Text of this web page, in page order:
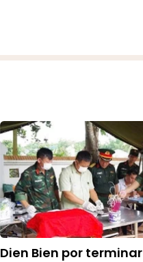
Dien Bien por